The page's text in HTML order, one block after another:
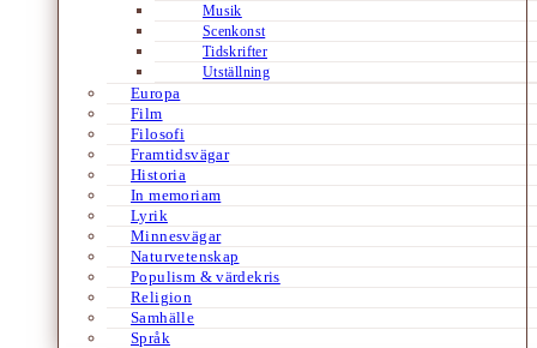
Musik
Scenkonst
Tidskrifter
Utställning
Europa
Film
Filosofi
Framtidsvägar
Historia
In memoriam
Lyrik
Minnesvägar
Naturvetenskap
Populism & värdekris
Religion
Samhälle
Språk